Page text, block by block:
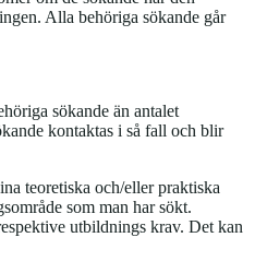
Alla behöriga sökande går
sökande än antalet
kontaktas i så fall och blir
teoretiska och/eller praktiska
som man har sökt.
utbildnings krav. Det kan